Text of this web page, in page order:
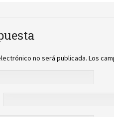
no será publicada. Los